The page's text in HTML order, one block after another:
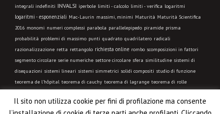
integrali indefiniti INVALSI iperbole limiti - calcolo limiti - verifica logaritmi
logaritmi - esponenziali Mac-Laurin massimi, minimi Maturità Maturità Scientifica
2016 monomi numeri complessi parabola parallelepipedo piramide prisma
probabilità problemi di massimo punti quadrato quadrilatero radicali
razionalizzazione retta rettangolo richiesta online rombo scomposizioni in fattori
segmento circolare serie numeriche settore circolare sfera similitudine sistemi di
disequazioni sistemi lineari sistemi simmetrici solidi compositi studio di funzione
teorema de l'hôpital teorema di cauchy teorema di lagrange teorema di rolle
qualsiasi
triangolo rettangolo trigonometria VIDEO LEZIONE
Il sito non utilizza cookie per fini di profilazione ma consente